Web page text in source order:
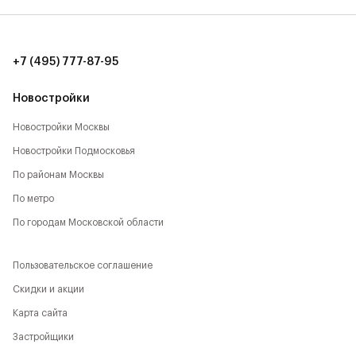
8 мин. до ТЦ Метрополис (7 км)
Новостройки
Новостройки Москвы
Новостройки Подмосковья
По районам Москвы
По метро
По городам Московской области
+7 (495) 777-87-95
Пользовательское соглашение
Скидки и акции
Карта сайта
Застройщики